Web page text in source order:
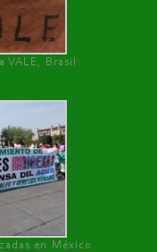
VALE, Brasil
en México